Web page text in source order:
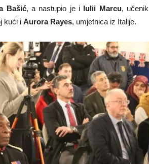
Bašić, a nastupio je i Iulii Marcu, učenik
kući i Aurora Rayes, umjetnica iz Italije.